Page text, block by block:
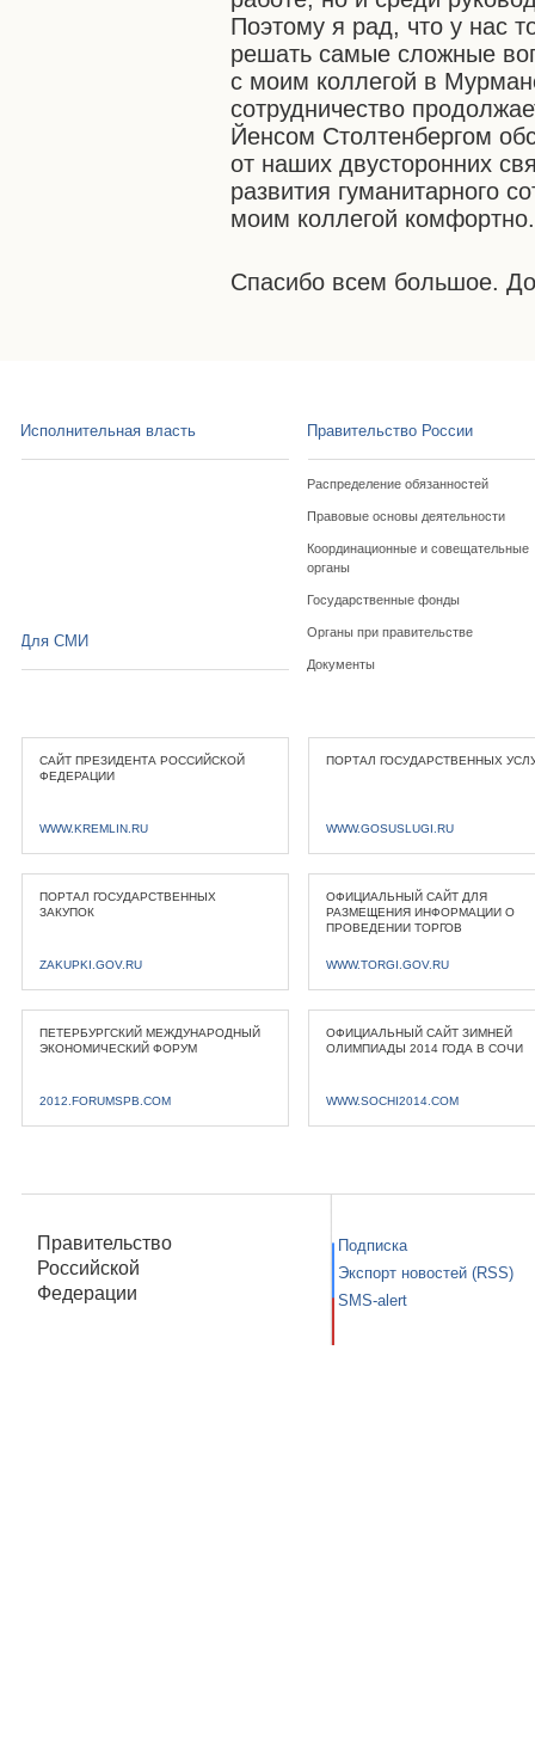
Поэтому я рад, что у нас
решать самые сложные
с моим коллегой в
сотрудничество
Йенсом Столтенбергом
от наших двусторонних
развития гуманитарного
моим коллегой комфортно.
Спасибо всем большое.
Исполнительная власть Правительство России
Распределение обязанностей
Правовые основы деятельности
Координационные и совещательные
органы
Государственные фонды
Органы при правительстве
Документы
Для СМИ
САЙТ ПРЕЗИДЕНТА РОССИЙСКОЙ
ФЕДЕРАЦИИ
WWW.KREMLIN.RU
ПОРТАЛ ГОСУДАРСТВЕННЫХ
WWW.GOSUSLUGI.RU
ПОРТАЛ ГОСУДАРСТВЕННЫХ
ЗАКУПОК
ZAKUPKI.GOV.RU
ОФИЦИАЛЬНЫЙ САЙТ ДЛЯ
РАЗМЕЩЕНИЯ ИНФОРМАЦИИ О
ПРОВЕДЕНИИ ТОРГОВ
WWW.TORGI.GOV.RU
ПЕТЕРБУРГСКИЙ МЕЖДУНАРОДНЫЙ
ЭКОНОМИЧЕСКИЙ ФОРУМ
2012.FORUMSPB.COM
ОФИЦИАЛЬНЫЙ САЙТ ЗИМНЕЙ
ОЛИМПИАДЫ 2014 ГОДА В СОЧИ
WWW.SOCHI2014.COM
Правительство
Российской
Федерации
Подписка
Экспорт новостей (RSS)
SMS-alert